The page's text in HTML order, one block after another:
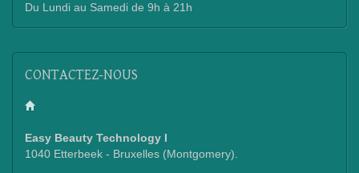
Du Lundi au Samedi de 9h à 21h
CONTACTEZ-NOUS
Easy Beauty Technology I
1040 Etterbeek - Bruxelles (Montgomery).